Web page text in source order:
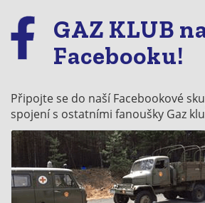
GAZ KLUB
Facebooku!
Připojte se do naší Facebookové
spojení s ostatními fanoušky Gaz